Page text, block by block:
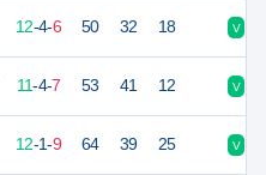
12-4-6 50 32 18 V
11-4-7 53 41 12 V
12-1-9 64 39 25 V